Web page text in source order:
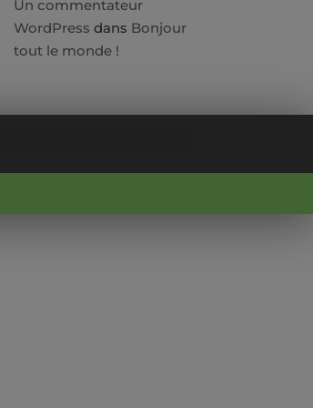
Un commentateur
WordPress dans Bonjour
tout le monde !